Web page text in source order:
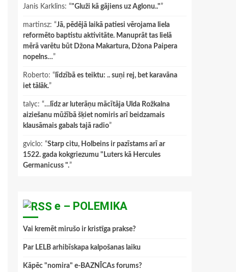
Janis Karklins: “"Gluži kā gājiens uz Aglonu.."”
martinsz: “Jā, pēdējā laikā patiesi vērojama liela
reformēto baptistu aktivitāte. Manuprāt tas lielā
mērā varētu būt Džona Makartura, Džona Paipera
nopelns…”
Roberto: “ līdzībā es teiktu: .. suņi rej, bet karavāna
iet tālāk.”
talyc: “…līdz ar luterāņu mācītāja Ulda Rožkalna
aiziešanu mūžībā šķiet nomiris arī beidzamais
klausāmais gabals tajā radio”
gviclo: “Starp citu, Holbeins ir pazīstams arī ar
1522. gada kokgriezumu "Luters kā Hercules
Germanicuss ".”
e – POLEMIKA
Vai kremēt mirušo ir kristīga prakse?
Par LELB arhibīskapa kalpošanas laiku
Kāpēc "nomira" e-BAZNĪCAs forums?